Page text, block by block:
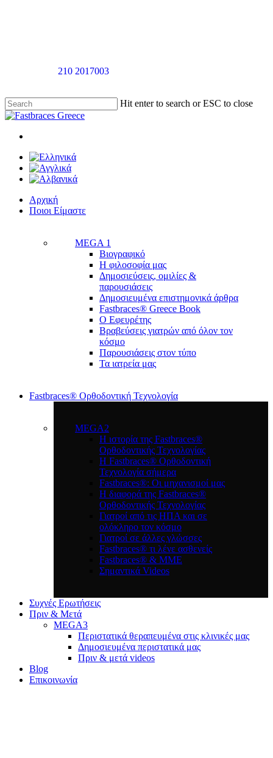
210 2017003
Hit enter to search or ESC to close
Close
Menu
Menu
Αρχική
Ποιοι Είμαστε
MEGA 1
Βιογραφικό
Η φιλοσοφία μας
Δημοσιεύσεις, ομιλίες &
παρουσιάσεις
Δημοσιευμένα επιστημονικά άρθρα
Fastbraces® Greece Book
Ο Εφευρέτης
Bραβεύσεις γιατρών από όλον τον
κόσμο
Παρουσιάσεις στον τύπο
Τα ιατρεία μας
Fastbraces® Ορθοδοντική Τεχνολογία
MEGA2
Η ιστορία της Fastbraces®
Ορθοδοντικής Τεχνολογίας
H Fastbraces® Ορθοδοντική
Τεχνολογία σήμερα
Fastbraces®: Οι μηχανισμοί μας
Η διαφορά της Fastbraces®
Ορθοδοντικής Τεχνολογίας
Γιατροί από τις ΗΠΑ και σε
ολόκληρο τον κόσμο
Γιατροί σε άλλες γλώσσες
Fastbraces® τι λένε ασθενείς
Fastbraces® & ΜΜΕ
Σημαντικά Videos
Συχνές Ερωτήσεις
Πριν & Μετά
MEGA3
Περιστατικά θεραπευμένα στις κλινικές μας
Δημοσιευμένα περιστατικά μας
Πριν & μετά videos
Blog
Επικοινωνία